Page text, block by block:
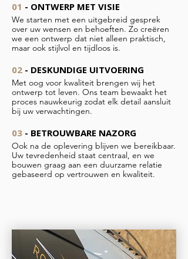
01 - ONTWERP MET VISIE
We starten met een uitgebreid gesprek
over uw wensen en behoeften. Zo creëren
we een ontwerp dat niet alleen praktisch,
maar ook stijlvol en tijdloos is.
02 - DESKUNDIGE UITVOERING
Met oog voor kwaliteit brengen wij het
ontwerp tot leven. Ons team bewaakt het
proces nauwkeurig zodat elk detail aansluit
bij uw verwachtingen.
03 - BETROUWBARE NAZORG
Ook na de oplevering blijven we bereikbaar.
Uw tevredenheid staat centraal, en we
bouwen graag aan een duurzame relatie
gebaseerd op vertrouwen en kwaliteit.